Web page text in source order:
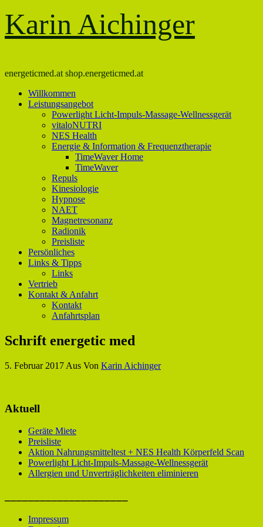
Karin Aichinger
energeticmed.at shop.energeticmed.at
Willkommen
Leistungsangebot
Powerlight Licht-Impuls-Massage-Wellnessgerät
vitaloNUTRI
NES Health
Energie & Information & Frequenztherapie
TimeWaver Home
TimeWaver
Repuls
Kinesiologie
Hypnose
NAET
Magnetresonanz
Radionik
Preisliste
Persönliches
Links & Tipps
Links
Vertrieb
Kontakt & Anfahrt
Kontakt
Anfahrtsplan
Schrift energetic med
5. Februar 2017 Aus Von Karin Aichinger
Aktuell
Geräte Miete
Preisliste
Aktion Nahrungsmitteltest + NES Health Körperfeld Scan
Powerlight Licht-Impuls-Massage-Wellnessgerät
Allergien und Unverträglichkeiten eliminieren
Impressum